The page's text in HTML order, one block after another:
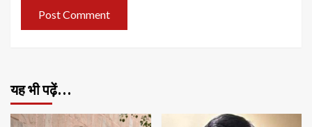
यह भी पढ़ें…